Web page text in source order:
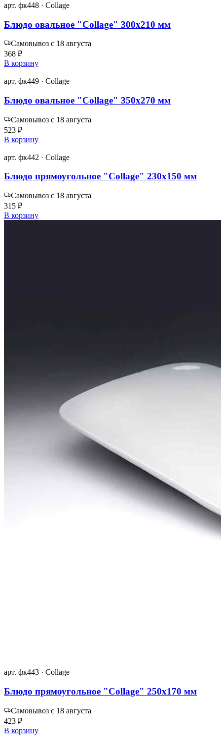
арт. фк448 · Collage
Блюдо овальное "Collage" 300х210 мм
Самовывоз с 18 августа
368 ₽
В корзину
арт. фк449 · Collage
Блюдо овальное "Collage" 350х270 мм
Самовывоз с 18 августа
523 ₽
В корзину
арт. фк442 · Collage
Блюдо прямоугольное "Collage" 230х150 мм
Самовывоз с 18 августа
315 ₽
В корзину
арт. фк443 · Collage
Блюдо прямоугольное "Collage" 250х170 мм
Самовывоз с 18 августа
423 ₽
В корзину